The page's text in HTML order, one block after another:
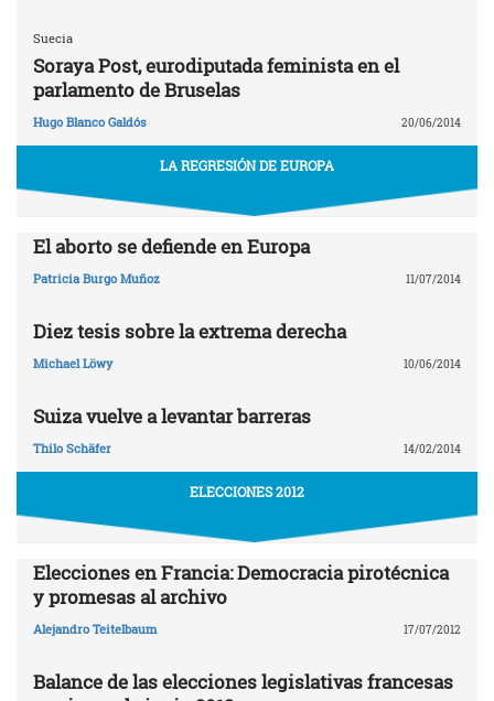
Suecia
Soraya Post, eurodiputada feminista en el
parlamento de Bruselas
Hugo Blanco Galdós 20/06/2014
LA REGRESIÓN DE EUROPA
El aborto se defiende en Europa
Patricia Burgo Muñoz 11/07/2014
Diez tesis sobre la extrema derecha
Michael Löwy 10/06/2014
Suiza vuelve a levantar barreras
Thilo Schäfer 14/02/2014
ELECCIONES 2012
Elecciones en Francia: Democracia pirotécnica
y promesas al archivo
Alejandro Teitelbaum 17/07/2012
Balance de las elecciones legislativas francesas